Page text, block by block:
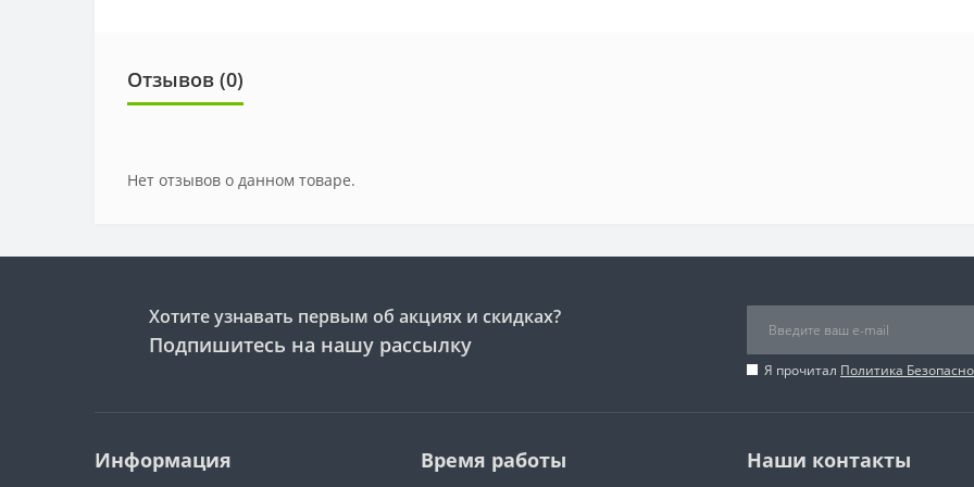
Отзывов (0)
Нет отзывов о данном товаре.
Хотите узнавать первым об акциях и скидках?
Подпишитесь на нашу рассылку
Я прочитал Политика
Информация Время работы Наши контакты